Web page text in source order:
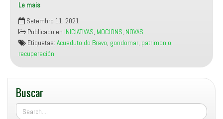
Le mais
Manifesto
Miñor
reclamará
no
vindeiro
Pleno
a
recuperación
e
posta
Setembro 11, 2021
Publicado en INICIATIVAS, MOCIONS, NOVAS
Etiquetas: Acueduto do Bravo, gondomar, patrimonio,
recuperación
Buscar